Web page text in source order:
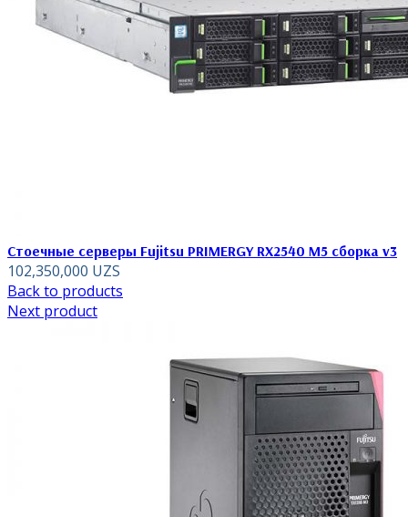
Стоечные серверы Fujitsu PRIMERGY RX2540 M5 сборка v3
102,350,000 UZS
Back to products
Next product